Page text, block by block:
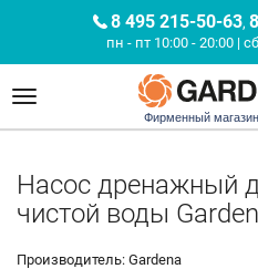
8 495 215-50-63,
пн - пт 10:00 - 20:00 |
Фирменный
Насос дренажный
чистой воды
Производитель: Gardena